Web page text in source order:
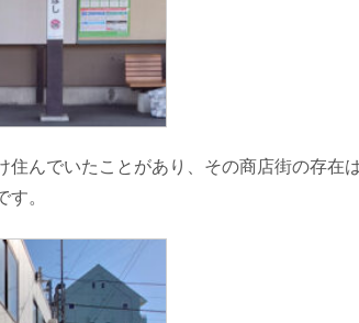
住んでいたことがあり、その商店街の存在
。